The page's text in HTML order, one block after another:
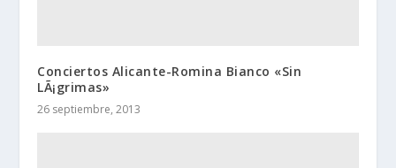
Conciertos Alicante-Romina Bianco «Sin
LÃ¡grimas»
26 septiembre, 2013